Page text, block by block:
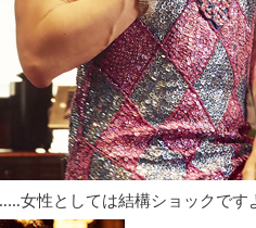
女性としては結構ショックです